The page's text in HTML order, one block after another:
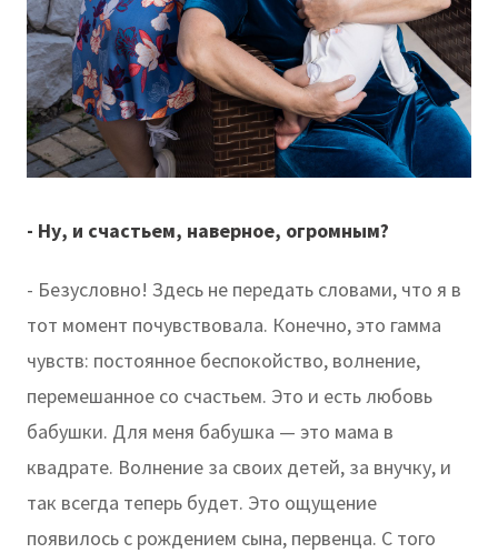
- Ну, и счастьем, наверное, огромным?
- Безусловно! Здесь не передать словами, что я в
тот момент почувствовала. Конечно, это гамма
чувств: постоянное беспокойство, волнение,
перемешанное со счастьем. Это и есть любовь
бабушки. Для меня бабушка — это мама в
квадрате. Волнение за своих детей, за внучку, и
так всегда теперь будет. Это ощущение
появилось с рождением сына, первенца. С того